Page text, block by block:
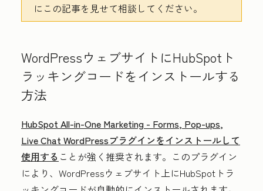
にこの記事を見せて相談してください。
WordPressウェブサイトにHubSpotト
ラッキングコードをインストールする
方法
HubSpot All-in-One Marketing - Forms, Pop-ups,
Live Chat WordPressプラグインをインストールして
使用する ことが強く推奨されます。このプラグイン
により、WordPressウェブサイト上にHubSpotトラ